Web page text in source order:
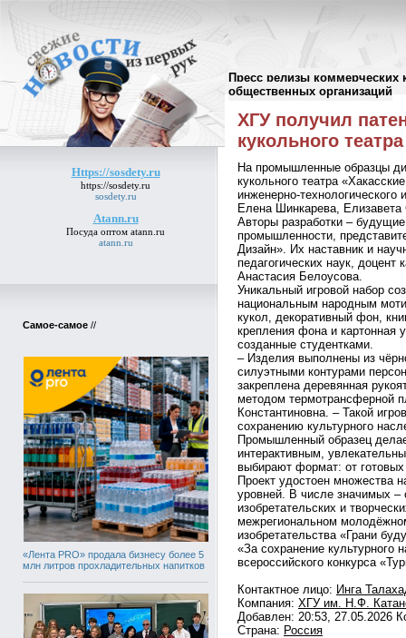
Пресс релизы коммерческих
общественных организаций
Https://sosdety.ru
https://sosdety.ru
sosdety.ru
Atann.ru
Посуда оптом atann.ru
atann.ru
Самое-самое //
«Лента PRO» продала бизнесу более 5
млн литров прохладительных напитков
Пресс-релизы//
ХГУ получил
кукольного театра
На промышленные образцы
кукольного театра
инженерно-технологического
Елена Шинкарева,
Авторы разработки –
промышленности,
Дизайн». Их наставник и
педагогических наук,
Анастасия Белоусова.
Уникальный игровой набор
национальным народным
кукол, декоративный фон,
крепления фона и картонная
созданные студентками.
– Изделия выполнены из
силуэтными контурами
закреплена деревянная
методом термотрансферной
Константиновна. – Такой
сохранению культурного
Промышленный образец
интерактивным,
выбирают формат: от
Проект удостоен множества
уровней. В числе значимых –
изобретательских и
межрегиональном
изобретательства «Грани
«За сохранение культурного
всероссийского конкурса
Контактное лицо: Инга
Компания: ХГУ им. Н.Ф.
Добавлен: 20:53, 27.05.2026
Страна: Россия